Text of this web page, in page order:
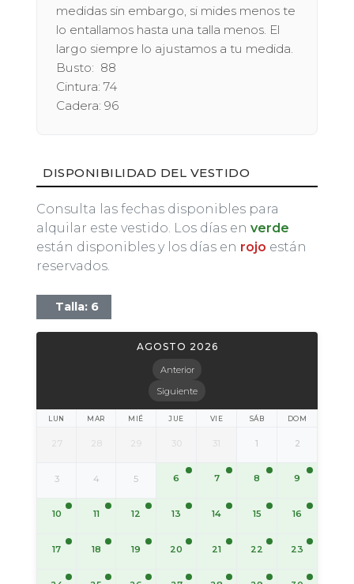
medidas sin embargo, si mides menos te
lo entallamos hasta una talla menos. El
largo siempre lo ajustamos a tu medida.
Busto: 88
Cintura: 74
Cadera: 96
DISPONIBILIDAD DEL VESTIDO
Consulta las fechas disponibles para
alquilar este vestido. Los días en verde
están disponibles y los días en rojo están
reservados.
Talla: 6
Anterior
AGOSTO 2026
Siguiente
LUN MAR MIÉ JUE VIE SÁB DOM
27 28 29 30 31 1 2
3 4 5 6 7 8 9
10 11 12 13 14 15 16
17 18 19 20 21 22 23